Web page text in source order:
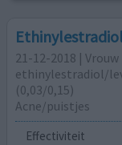
21-12-2018 | Vrouw
ethinylestradiol/
(0,03/0,15)
Acne/puistjes
Effectiviteit